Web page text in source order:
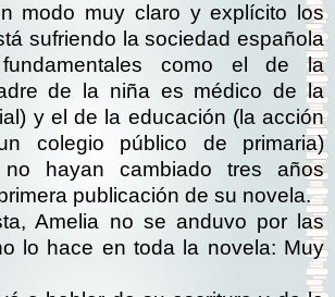
modo muy claro y explícito los
sufriendo la sociedad española
como el de la
de la niña es médico de la
y el de la educación (la acción
colegio público de primaria)
no hayan cambiado tres años
publicación de su novela.
Amelia no se anduvo por las
lo hace en toda la novela: Muy